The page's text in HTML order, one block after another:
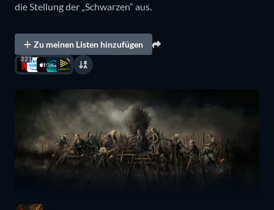
die Stellung der „Schwarzen“ aus.
Zu meinen Listen hinzufügen
221